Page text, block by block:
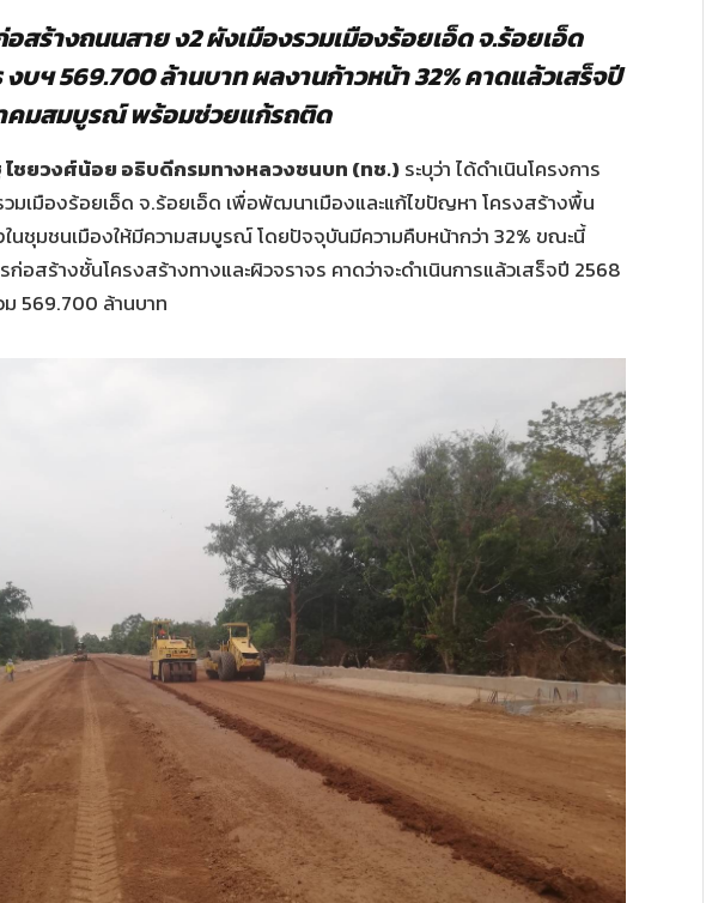
สร้างถนนสาย ง2 ผังเมืองรวมเมืองร้อยเอ็ด จ.ร้อยเอ็ด
งบฯ 569.700 ล้านบาทผลงานก้าวหน้า 32% คาดแล้วเสร็จปี
คมสมบูรณ์ พร้อมช่วยแก้รถติด
ไชยวงศ์น้อย อธิบดีกรมทางหลวงชนบท (ทช.) ระบุว่า ได้ดำเนินโครงการ
มเมืองร้อยเอ็ด จ.ร้อยเอ็ด เพื่อพัฒนาเมืองและแก้ไขปัญหา โครงสร้างพื้น
นชุมชนเมืองให้มีความสมบูรณ์ โดยปัจจุบันมีความคืบหน้ากว่า 32% ขณะนี้
ก่อสร้างชั้นโครงสร้างทางและผิวจราจร คาดว่าจะดำเนินการแล้วเสร็จปี 2568
569.700 ล้านบาท